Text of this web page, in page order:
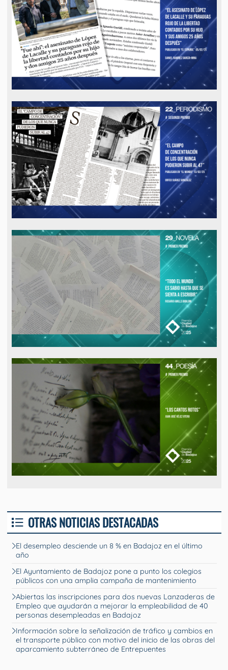
OTRAS NOTICIAS DESTACADAS
El desempleo desciende un 8 % en Badajoz en el último
año
El Ayuntamiento de Badajoz pone a punto los colegios
públicos con una amplia campaña de mantenimiento
Abiertas las inscripciones para dos nuevas Lanzaderas de
Empleo que ayudarán a mejorar la empleabilidad de 40
personas desempleadas en Badajoz
Información sobre la señalización de tráfico y cambios en
el transporte público con motivo del inicio de las obras del
aparcamiento subterráneo de Entrepuentes